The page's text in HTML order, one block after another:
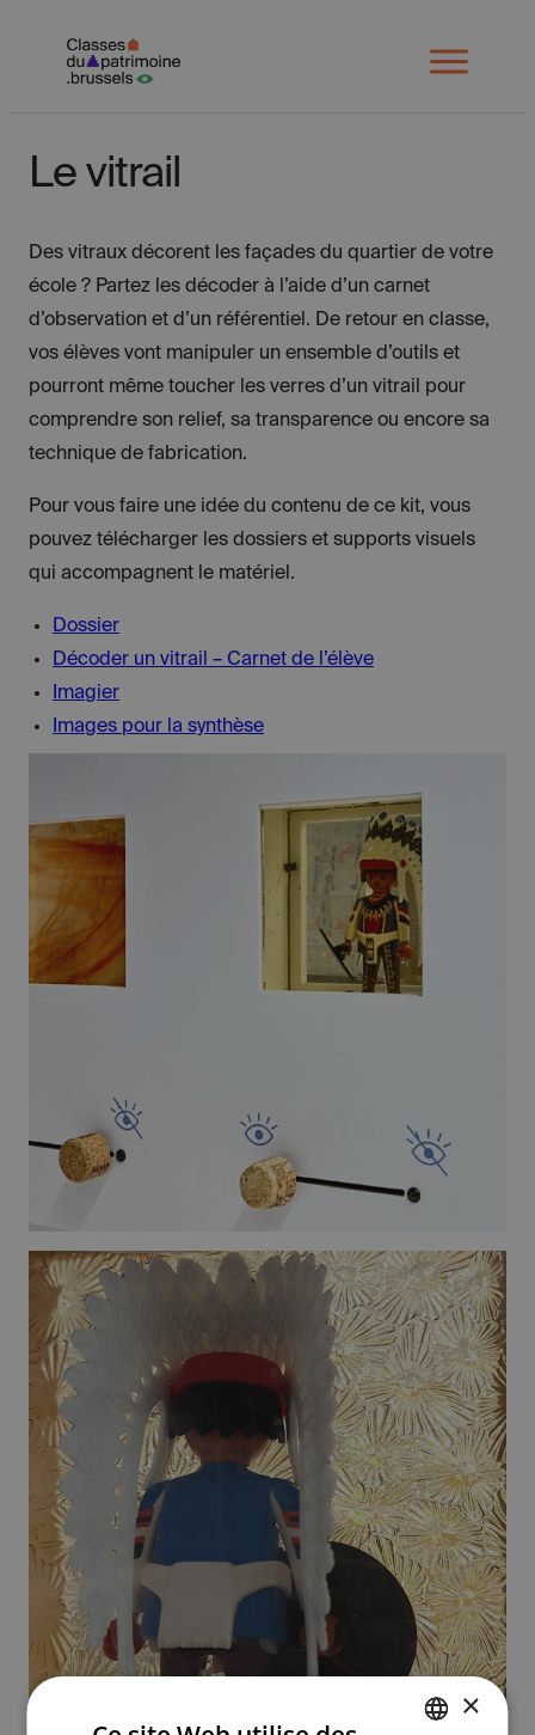
Open
menu
Le vitrail
Des vitraux décorent les façades du quartier de votre
école ? Partez les décoder à l’aide d’un carnet
d’observation et d’un référentiel. De retour en classe,
vos élèves vont manipuler un ensemble d’outils et
pourront même toucher les verres d’un vitrail pour
comprendre son relief, sa transparence ou encore sa
technique de fabrication.
Pour vous faire une idée du contenu de ce kit, vous
pouvez télécharger les dossiers et supports visuels
qui accompagnent le matériel.
Dossier
Décoder un vitrail – Carnet de l’élève
Imagier
Images pour la synthèse
×